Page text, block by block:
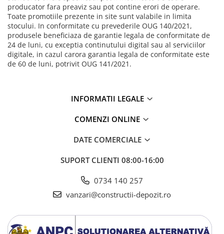
producator fara preaviz sau pot contine erori de operare.
Toate promotiile prezente in site sunt valabile in limita
stocului. In conformitate cu prevederile OUG 140/2021,
produsele beneficiaza de garantie legala de conformitate de
24 de luni, cu exceptia continutului digital sau al serviciilor
digitale, in cazul carora garantia legala de conformitate este
de 60 de luni, potrivit OUG 141/2021.
INFORMATII LEGALE
COMENZI ONLINE
DATE COMERCIALE
SUPORT CLIENTI 08:00-16:00
0734 140 257
vanzari@constructii-depozit.ro